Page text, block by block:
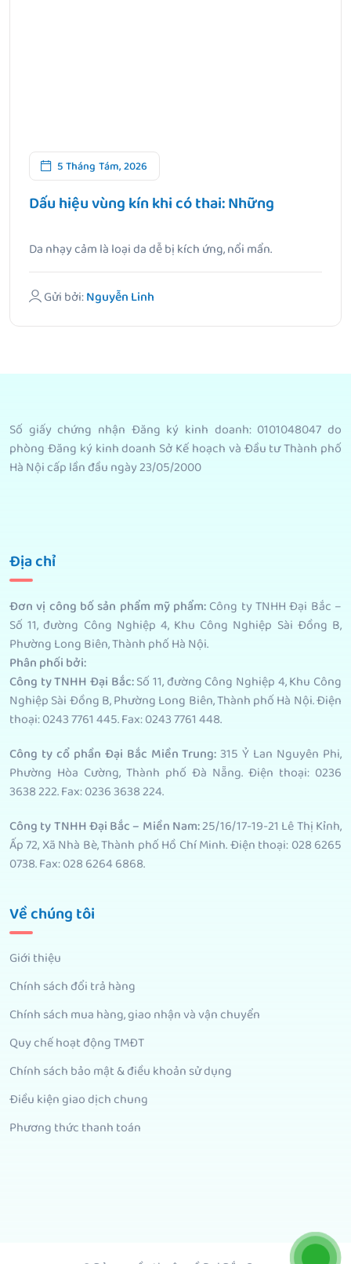
5 Tháng Tám, 2026
Dấu hiệu vùng kín khi có thai: Những
Da nhạy cảm là loại da dễ bị kích ứng, nổi mẩn.
Gửi bởi:Nguyễn Linh
Số giấy chứng nhận Đăng ký kinh doanh: 0101048047 do
phòng Đăng ký kinh doanh Sở Kế hoạch và Đầu tư Thành phố
Hà Nội cấp lần đầu ngày 23/05/2000
Địa chỉ
Đơn vị công bố sản phẩm mỹ phẩm: Công ty TNHH Đại Bắc –
Số 11, đường Công Nghiệp 4, Khu Công Nghiệp Sài Đồng B,
Phường Long Biên, Thành phố Hà Nội.
Phân phối bởi:
Công ty TNHH Đại Bắc:Số 11, đường Công Nghiệp 4, Khu Công
Nghiệp Sài Đồng B, Phường Long Biên, Thành phố Hà Nội. Điện
thoại: 0243 7761 445. Fax: 0243 7761 448.
Công ty cổ phần Đại Bắc Miền Trung: 315 Ỷ Lan Nguyên Phi,
Phường Hòa Cường, Thành phố Đà Nẵng. Điện thoại: 0236
3638 222. Fax: 0236 3638 224.
Công ty TNHH Đại Bắc – Miền Nam:25/16/17-19-21 Lê Thị Kỉnh,
Ấp 72, Xã Nhà Bè, Thành phố Hồ Chí Minh. Điện thoại: 028 6265
0738. Fax: 028 6264 6868.
Về chúng tôi
Giới thiệu
Chính sách đổi trả hàng
Chính sách mua hàng, giao nhận và vận chuyển
Quy chế hoạt động TMĐT
Chính sách bảo mật & điều khoản sử dụng
Điều kiện giao dịch chung
Phương thức thanh toán